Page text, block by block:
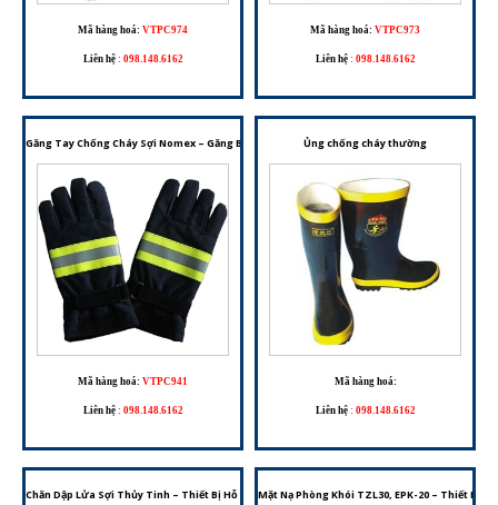
Mã hàng hoá: VTPC974
Liên hệ : 098.148.6162
Mã hàng hoá: VTPC973
Liên hệ : 098.148.6162
Găng Tay Chống Cháy Sợi Nomex – Găng Bảo Hộ Dành Cho Công Tác PCCC Và Môi Trường
Mã hàng hoá: VTPC941
Liên hệ : 098.148.6162
Ủng chống cháy thường
Mã hàng hoá:
Liên hệ : 098.148.6162
Chăn Dập Lửa Sợi Thủy Tinh – Thiết Bị Hỗ Trợ Dập Cháy Và Thoát Hiểm Ban Đầu
Mặt Nạ Phòng Khói TZL30, EPK-20 – Thiết Bị